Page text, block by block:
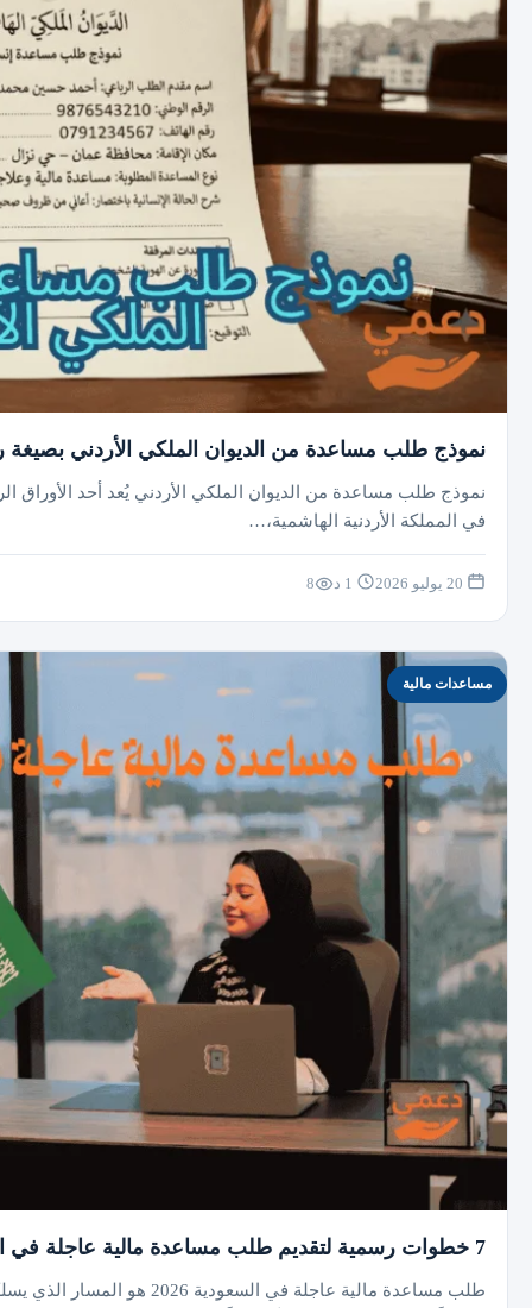
نموذج طلب مساعدة من الديوان الملكي الأردني بصيغة رسمية بـ 3
نموذج طلب مساعدة من الديوان الملكي الأردني يُعد أحد الأوراق
في المملكة الأردنية الهاشمية،…
8
مساعدات مالية
7 خطوات رسمية لتقديم طلب مساعدة مالية عاجلة في السعودية 2026
طلب مساعدة مالية عاجلة في